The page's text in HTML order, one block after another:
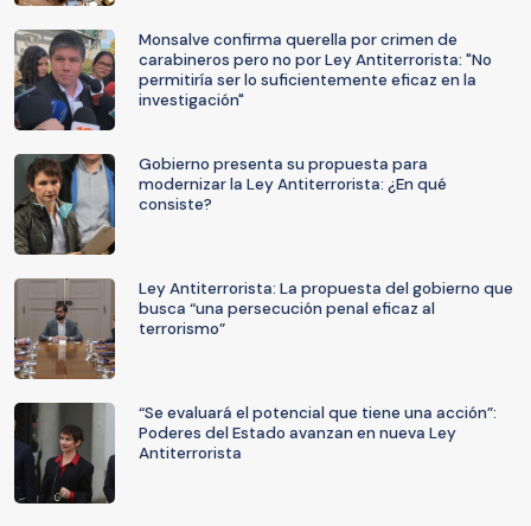
Monsalve confirma querella por crimen de
carabineros pero no por Ley Antiterrorista: "No
permitiría ser lo suficientemente eficaz en la
investigación"
Gobierno presenta su propuesta para
modernizar la Ley Antiterrorista: ¿En qué
consiste?
Ley Antiterrorista: La propuesta del gobierno que
busca “una persecución penal eficaz al
terrorismo”
“Se evaluará el potencial que tiene una acción”:
Poderes del Estado avanzan en nueva Ley
Antiterrorista